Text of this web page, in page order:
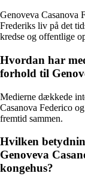
Genoveva Casanova
Frederiks liv på det
kredse og offentlige
Hvordan har
forhold til
Medierne dækkede
Casanova Federico
fremtid sammen.
Hvilken
Genoveva
kongehus?